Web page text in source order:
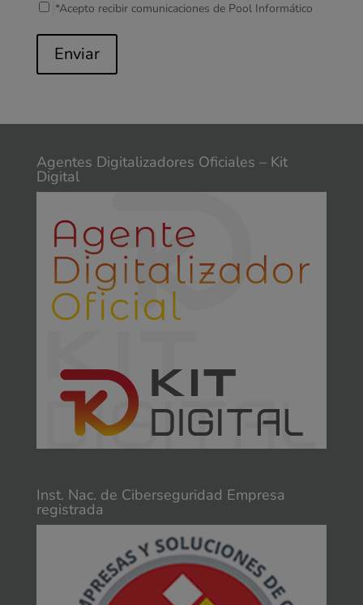
*Acepto recibir comunicaciones de Pool Informático
Enviar
Agentes Digitalizadores Oficiales – Kit
Digital
Inst. Nac. de Ciberseguridad Empresa
registrada